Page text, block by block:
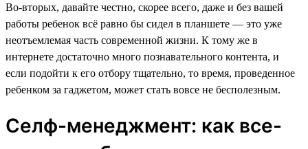
Во-вторых, давайте честно, скорее всего, даже и без вашей
работы ребенок всё равно бы сидел в планшете — это уже
неотъемлемая часть современной жизни. К тому же в
интернете достаточно много познавательного контента, и
если подойти к его отбору тщательно, то время, проведенное
ребенком за гаджетом, может стать вовсе не бесполезным.
Селф-менеджмент: как все-